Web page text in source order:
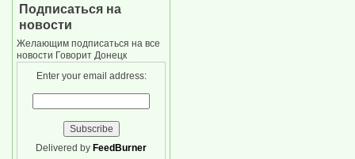
Подписаться на
новости
Желающим подписаться на все
новости Говорит Донецк
Enter your email address:
Delivered by FeedBurner